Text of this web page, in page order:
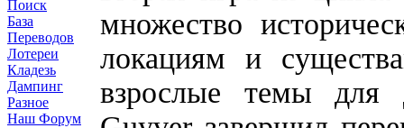
Поиск
База
Переводов
Лотереи
Кладезь
Дампинг
Разное
Наш Форум
множество
локациям и
взрослые темы для